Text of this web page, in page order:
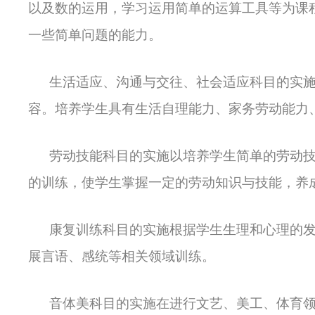
以及数的运用，学习运用简单的运算工具等为
一些简单问题的能力。
生活适应、沟通与交往、社会适应科目的实
容。培养学生具有生活自理能力、家务劳动能
劳动技能科目的实施以培养学生简单的劳动
的训练，使学生掌握一定的劳动知识与技能，
康复训练科目的实施根据学生生理和心理的
展言语、感统等相关领域训练。
音体美科目的实施在进行文艺、美工、体育